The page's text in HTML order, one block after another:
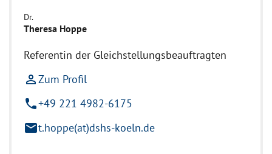
Dr.
Theresa Hoppe
Referentin der Gleichstellungsbeauftragten
person_outlineZum Profil
phone+49 221 4982-6175
mailt.hoppe(at)dshs-koeln.de